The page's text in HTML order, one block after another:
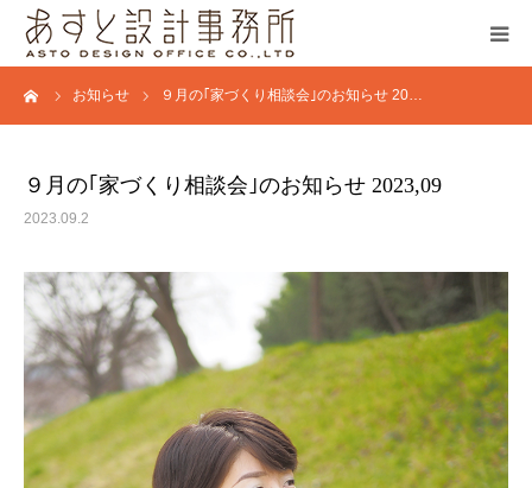
お知らせ ９月の｢家づくり相談会｣のお知らせ 20…
９月の｢家づくり相談会｣のお知らせ 2023,09
2023.09.2
あすとのつくる木の家
会社概要